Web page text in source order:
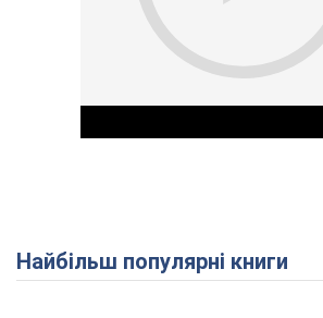
Play
Найбільш популярні книги